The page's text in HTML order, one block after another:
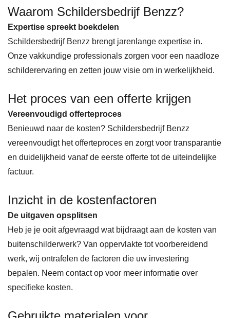
Waarom Schildersbedrijf Benzz?
Expertise spreekt boekdelen
Schildersbedrijf Benzz brengt jarenlange expertise in.
Onze vakkundige professionals zorgen voor een naadloze
schilderervaring en zetten jouw visie om in werkelijkheid.
Het proces van een offerte krijgen
Vereenvoudigd offerteproces
Benieuwd naar de kosten? Schildersbedrijf Benzz
vereenvoudigt het offerteproces en zorgt voor transparantie
en duidelijkheid vanaf de eerste offerte tot de uiteindelijke
factuur.
Inzicht in de kostenfactoren
De uitgaven opsplitsen
Heb je je ooit afgevraagd wat bijdraagt aan de kosten van
buitenschilderwerk? Van oppervlakte tot voorbereidend
werk, wij ontrafelen de factoren die uw investering
bepalen. Neem contact op voor meer informatie over
specifieke kosten.